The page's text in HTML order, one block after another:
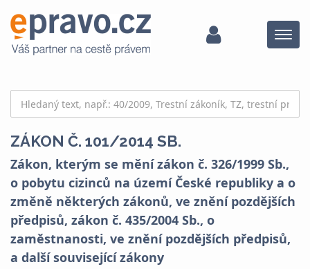
Menu
ZÁKON Č. 101/2014 SB.
Zákon, kterým se mění zákon č. 326/1999 Sb.,
o pobytu cizinců na území České republiky a o
změně některých zákonů, ve znění pozdějších
předpisů, zákon č. 435/2004 Sb., o
zaměstnanosti, ve znění pozdějších předpisů,
a další související zákony